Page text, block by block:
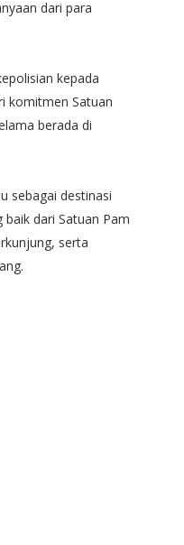
dari para
kepada
komitmen Satuan
berada di
sebagai destinasi
dari Satuan Pam
serta